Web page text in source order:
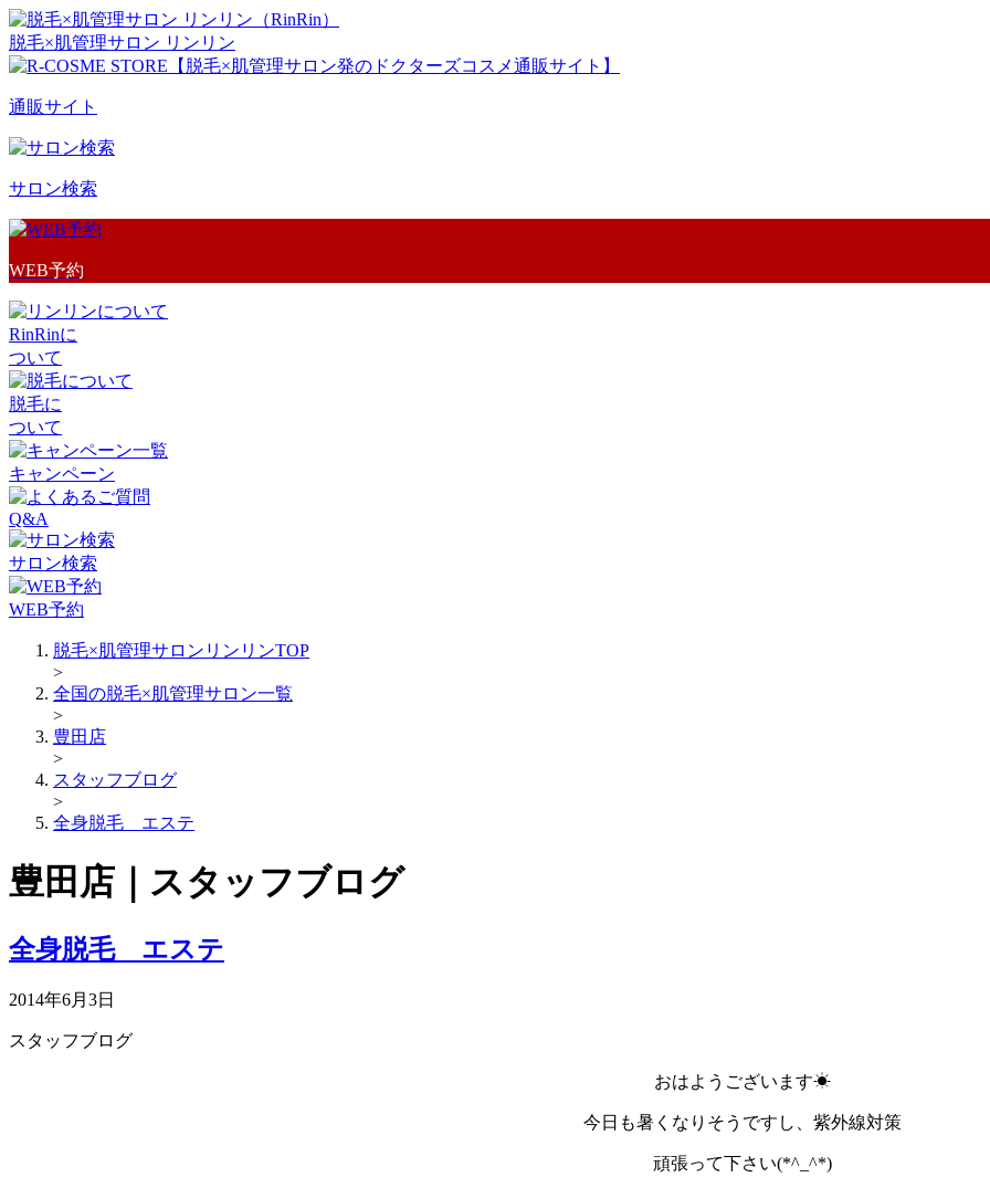
脱毛×肌管理サロン リンリン
通販サイト
サロン検索
WEB予約
RinRinに
ついて
脱毛に
ついて
キャンペーン
Q&A
サロン検索
WEB予約
脱毛×肌管理サロンリンリンTOP
>
全国の脱毛×肌管理サロン一覧
>
豊田店
>
スタッフブログ
>
全身脱毛 エステ
豊田店｜スタッフブログ
全身脱毛 エステ
2014年6月3日
スタッフブログ
おはようございます☀
今日も暑くなりそうですし、紫外線対策
頑張って下さい(*^_^*)